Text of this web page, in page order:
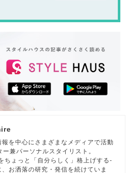
報を中心にさまざまなメディアで活動
兼パーソナルスタイリスト。
ちょっと「自分らしく」格上げする-
お洒落の研究・発信を続けていま